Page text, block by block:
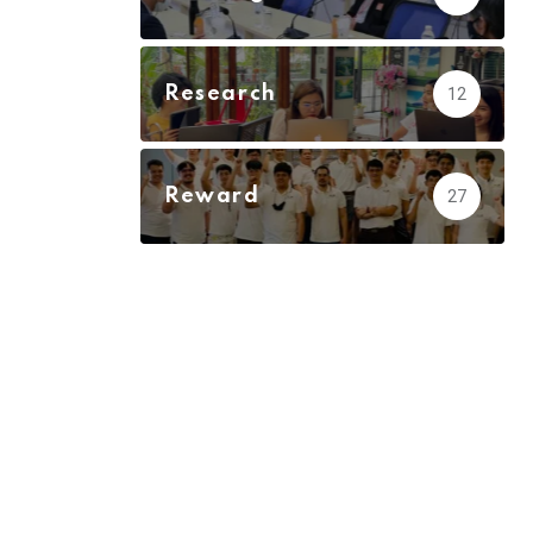
Research 12
Reward 27